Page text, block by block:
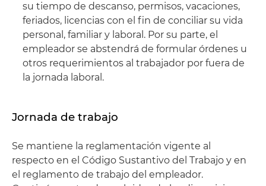
su tiempo de descanso, permisos, vacaciones,
feriados, licencias con el fin de conciliar su vida
personal, familiar y laboral. Por su parte, el
empleador se abstendrá de formular órdenes u
otros requerimientos al trabajador por fuera de
la jornada laboral.
Jornada de trabajo
Se mantiene la reglamentación vigente al
respecto en el Código Sustantivo del Trabajo y en
el reglamento de trabajo del empleador.